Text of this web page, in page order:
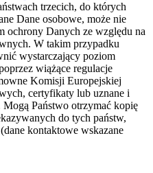
trzecich, do których
Dane osobowe, może nie
ochrony Danych ze względu na
W takim przypadku
wystarczający poziom
wiążące regulacje
Komisji Europejskiej
certyfikaty lub uznane i
Państwo otrzymać kopię
do tych państw,
kontaktowe wskazane